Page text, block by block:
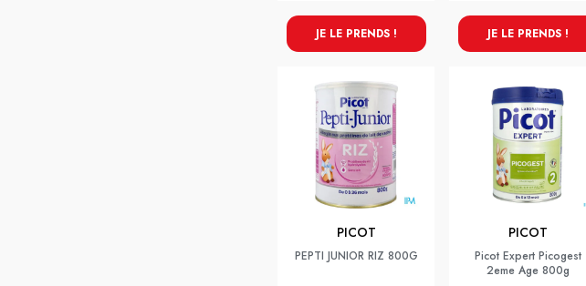
JE LE PRENDS ! JE LE PRENDS !
PICOT
PEPTI JUNIOR RIZ 800G
PICOT
Picot Expert Picogest
2eme Age 800g